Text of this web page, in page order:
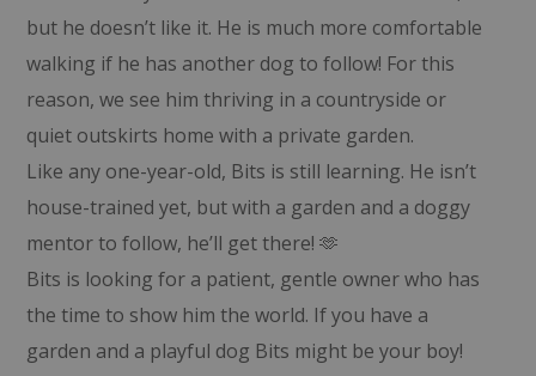
but he doesn’t like it. He is much more comfortable
walking if he has another dog to follow! For this
reason, we see him thriving in a countryside or
quiet outskirts home with a private garden.
Like any one-year-old, Bits is still learning. He isn’t
house-trained yet, but with a garden and a doggy
mentor to follow, he’ll get there! 🫶
Bits is looking for a patient, gentle owner who has
the time to show him the world. If you have a
garden and a playful dog Bits might be your boy!